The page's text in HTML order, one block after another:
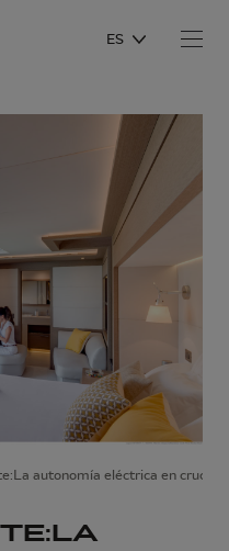
ES
autonomía eléctrica en crucero